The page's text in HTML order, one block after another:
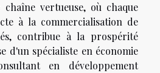
vertueuse, où chaque
à la commercialisation de
contribue à la prospérité
d'un spécialiste en économie
en développement